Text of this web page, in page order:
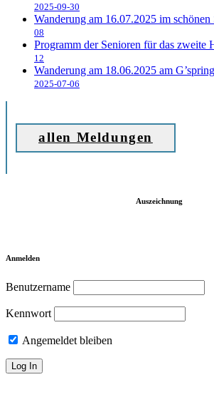
2025-09-30
Wanderung am 16.07.2025 im schönen
08
Programm der Senioren für das zweite
12
Wanderung am 18.06.2025 am
2025-07-06
allen Meldungen
Auszeichnung
Anmelden
Benutzername
Kennwort
Angemeldet bleiben